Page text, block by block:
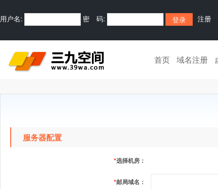
用户名: 密 码: 注册
首页 域名注册
服务器配置
*选择机房：
*邮局域名：